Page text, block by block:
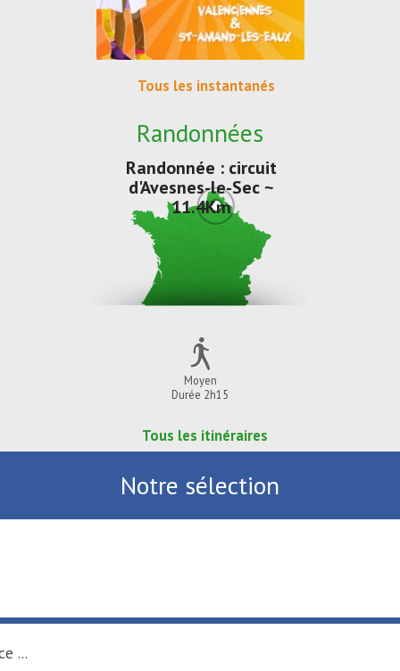
Tous les instantanés
Randonnées
Randonnée : circuit
d'Avesnes-le-Sec ~
11.4Km
Moyen
Durée 2h15
Tous les itinéraires
Notre sélection
...